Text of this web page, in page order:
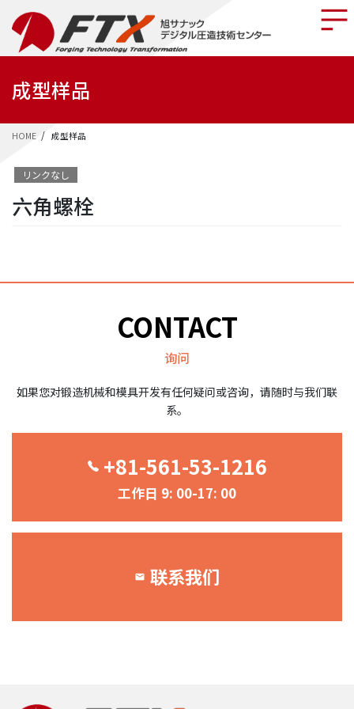
content
Navigation
成型样品
HOME 成型样品
リンクなし
六角螺栓
CONTACT
询问
如果您对锻造机械和模具开发有任何疑问或咨询，请随时与我们联
系。
+81-561-53-1216
工作日 9: 00-17: 00
联系我们